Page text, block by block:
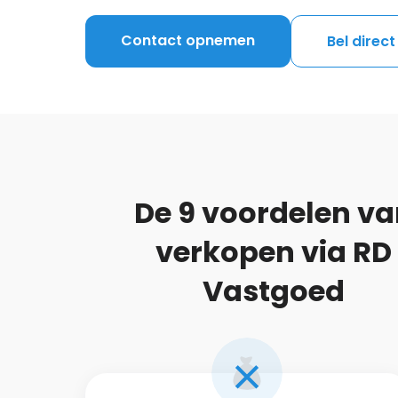
Contact opnemen Bel direct
De 9 voordelen
verkopen via RD
Vastgoed